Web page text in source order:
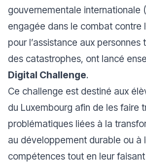
gouvernementale internationale
engagée dans le combat contre
pour l’assistance aux personnes
des catastrophes, ont lancé
Digital Challenge.
Ce challenge est destiné aux
du Luxembourg afin de les faire
problématiques liées à la
au développement durable ou à
compétences tout en leur